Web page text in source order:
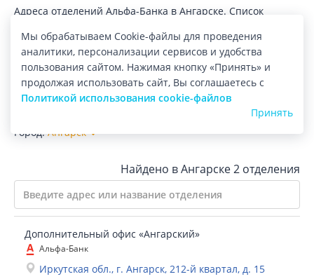
Адреса отделений Альфа-Банка в Ангарске. Список
Ангарске по адресу, названию. Часы работы, телефоны,
контактные данные.
Показать весь
Отделения
Банкоматы
Все банки Карта
Город:Ангарск
Найдено в Ангарске2 отделения
Дополнительный офис «Ангарский»
Альфа-Банк
Иркутская обл., г. Ангарск, 212-й квартал, д. 15
Мы обрабатываем Cookie-файлы для проведения
аналитики, персонализации сервисов и удобства
пользования сайтом. Нажимая кнопку «Принять» и
продолжая использовать сайт, Вы соглашаетесь с
Политикой использования cookie-файлов
Принять